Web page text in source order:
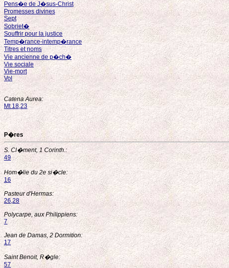
Pens�e de J�sus-Christ
Promesses divines
Sept
Sobriet�
Souffrir pour la justice
Temp�rance-intemp�rance
Titres et noms
Vie ancienne de p�ch�
Vie sociale
Vie-mort
Vol
Catena Aurea:
Mt 18,23
P�res
S. Cl�ment, 1 Corinth.:
49
Hom�lie du 2e si�cle:
16
Pasteur d'Hermas:
26,28
Polycarpe, aux Philippiens:
7
Jean de Damas, 2 Dormition:
17
Saint Benoit, R�gle:
57